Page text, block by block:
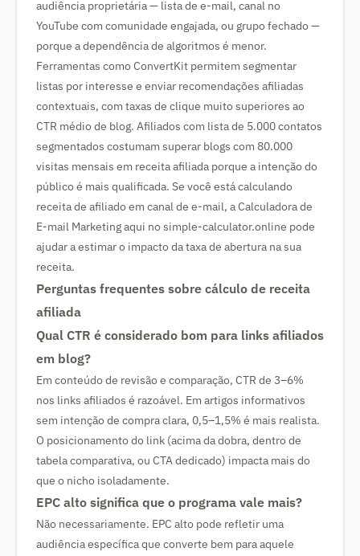
audiência proprietária — lista de e-mail, canal no
YouTube com comunidade engajada, ou grupo fechado —
porque a dependência de algoritmos é menor.
Ferramentas como ConvertKit permitem segmentar
listas por interesse e enviar recomendações afiliadas
contextuais, com taxas de clique muito superiores ao
CTR médio de blog. Afiliados com lista de 5.000 contatos
segmentados costumam superar blogs com 80.000
visitas mensais em receita afiliada porque a intenção do
público é mais qualificada. Se você está calculando
receita de afiliado em canal de e-mail, a Calculadora de
E-mail Marketing aqui no simple-calculator.online pode
ajudar a estimar o impacto da taxa de abertura na sua
receita.
Perguntas frequentes sobre cálculo de receita
afiliada
Qual CTR é considerado bom para links afiliados
em blog?
Em conteúdo de revisão e comparação, CTR de 3–6%
nos links afiliados é razoável. Em artigos informativos
sem intenção de compra clara, 0,5–1,5% é mais realista.
O posicionamento do link (acima da dobra, dentro de
tabela comparativa, ou CTA dedicado) impacta mais do
que o nicho isoladamente.
EPC alto significa que o programa vale mais?
Não necessariamente. EPC alto pode refletir uma
audiência específica que converte bem para aquele